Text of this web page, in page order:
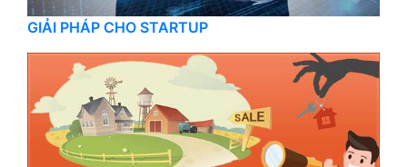
GIẢI PHÁP CHO STARTUP